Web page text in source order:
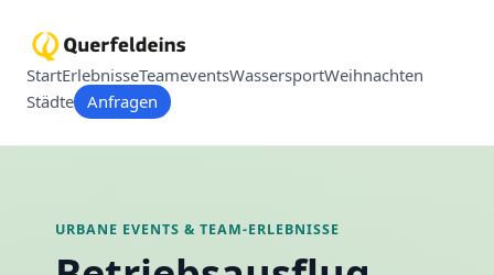
StartErlebnisseTeameventsWassersportWeihnachten
Städte Anfragen
URBANE EVENTS & TEAM-ERLEBNISSE